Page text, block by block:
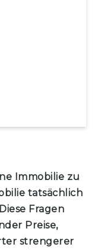
Immobilie zu
tatsächlich
Fragen
Preise,
strengerer